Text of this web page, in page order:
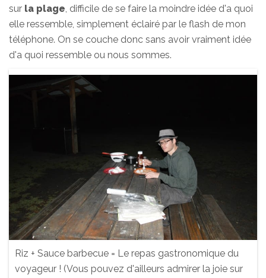
sur la plage, difficile de se faire la moindre idée d'a quoi
elle ressemble, simplement éclairé par le flash de mon
téléphone. On se couche donc sans avoir vraiment idée
d'a quoi ressemble ou nous sommes.
Riz + Sauce barbecue = Le repas gastronomique du
voyageur ! (Vous pouvez d'ailleurs admirer la joie sur